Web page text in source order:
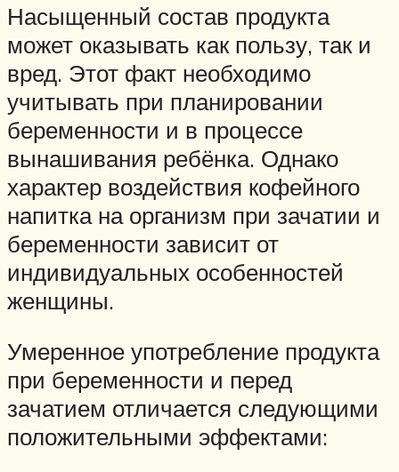
Насыщенный состав продукта
может оказывать как пользу, так и
вред. Этот факт необходимо
учитывать при планировании
беременности и в процессе
вынашивания ребёнка. Однако
характер воздействия кофейного
напитка на организм при зачатии и
беременности зависит от
индивидуальных особенностей
женщины.
Умеренное употребление продукта
при беременности и перед
зачатием отличается следующими
положительными эффектами: